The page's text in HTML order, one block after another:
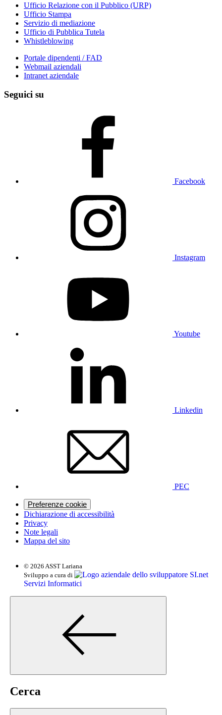
Ufficio Relazione con il Pubblico (URP)
Ufficio Stampa
Servizio di mediazione
Ufficio di Pubblica Tutela
Whistleblowing
Portale dipendenti / FAD
Webmail aziendali
Intranet aziendale
Seguici su
Facebook
Instagram
Youtube
Linkedin
PEC
Preferenze cookie
Dichiarazione di accessibilità
Privacy
Note legali
Mappa del sito
© 2026 ASST Lariana
Sviluppo a cura di
SI.net
Servizi Informatici
Cerca